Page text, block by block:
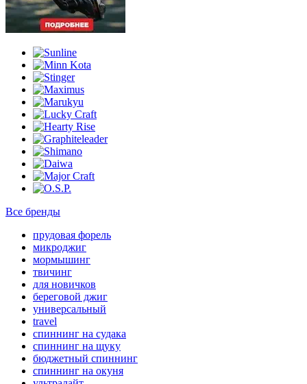
Все бренды
прудовая форель
микроджиг
мормышинг
твичинг
для новичков
береговой джиг
универсальный
travel
спиннинг на судака
спиннинг на щуку
бюджетный спиннинг
спиннинг на окуня